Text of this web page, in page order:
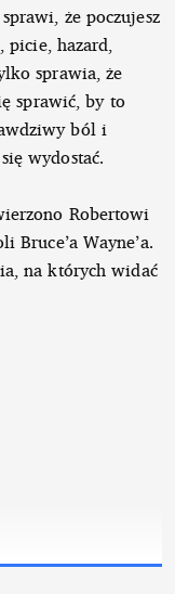
że poczujesz
picie, hazard,
sprawia, że
sprawić, by to
ból i
wydostać.
Robertowi
Wayne’a.
na których widać